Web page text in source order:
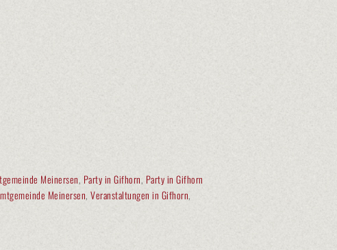
Meinersen, Party in Gifhorn, Party in Gifhorn
Meinersen, Veranstaltungen in Gifhorn,